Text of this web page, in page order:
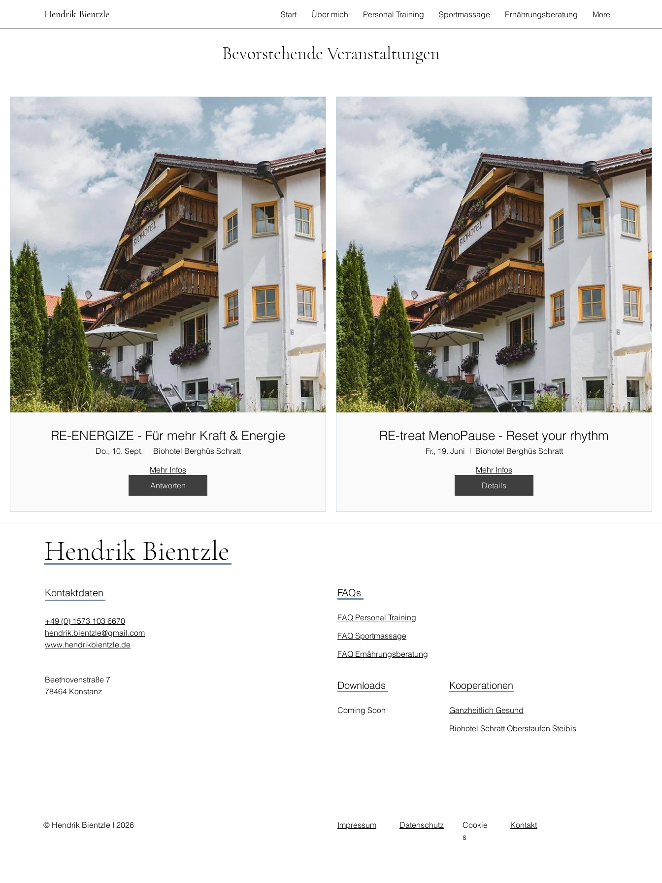
Hendrik Bientzle Start Über mich Personal Training Sportmassage Ernährungsberatung More
Bevorstehende Veranstaltungen
RE-ENERGIZE - Für mehr Kraft & Energie
Do., 10. Sept.
Biohotel Berghüs Schratt
Mehr Infos
Antworten
RE-treat MenoPause - Reset your rhythm
Fr., 19. Juni
Biohotel Berghüs Schratt
Mehr Infos
Details
Hendrik Bientzle
Kontaktdaten
+49 (0) 1573 103 6670
hendrik.bientzle@gmail.com
www.hendrikbientzle.de
Beethovenstraße 7
78464 Konstanz
© Hendrik Bientzle I 2026
FAQs
FAQ Personal Training
FAQ Sportmassage
FAQ Ernährungsberatung
Downloads
Coming Soon
Kooperationen
Ganzheitlich Gesund
Biohotel Schratt Oberstaufen Steibis
Impressum Datenschutz
Cookie
s
Kontakt